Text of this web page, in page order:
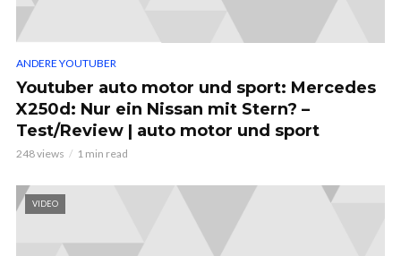
ANDERE YOUTUBER
Youtuber auto motor und sport: Mercedes
X250d: Nur ein Nissan mit Stern? –
Test/Review | auto motor und sport
248 views 1 min read
VIDEO